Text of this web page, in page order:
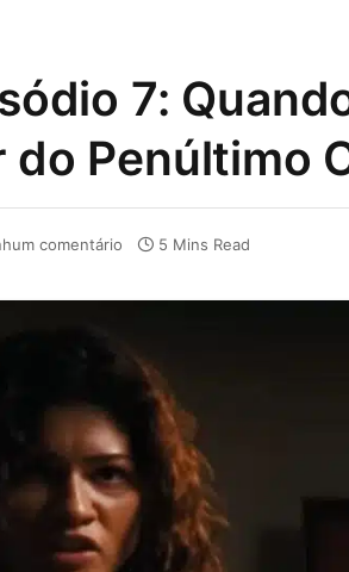
7:
do Penúltimo
comentário 5 Mins Read